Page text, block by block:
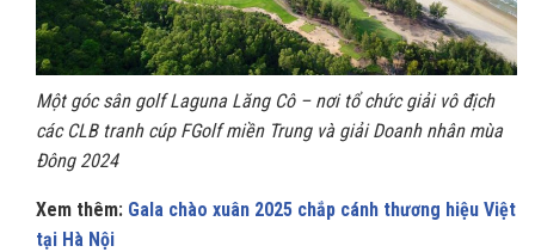
Một góc sân golf Laguna Lăng Cô – nơi tổ chức giải vô địch
các CLB tranh cúp FGolf miền Trung và giải Doanh nhân mùa
Đông 2024
Xem thêm: Gala chào xuân 2025 chắp cánh thương hiệu Việt
tại Hà Nội